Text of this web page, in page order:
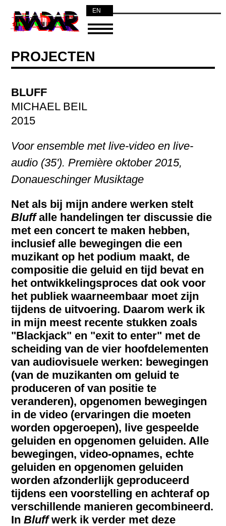
EN
PROJECTEN
BLUFF
MICHAEL BEIL
2015
Voor ensemble met live-video en live-
audio (35'). Première oktober 2015,
Donaueschinger Musiktage
Net als bij mijn andere werken stelt
Bluffalle handelingen ter discussie die
met een concert te maken hebben,
inclusief alle bewegingen die een
muzikant op het podium maakt, de
compositie die geluid en tijd bevat en
het ontwikkelingsproces dat ook voor
het publiek waarneembaar moet zijn
tijdens de uitvoering. Daarom werk ik
in mijn meest recente stukken zoals
"Blackjack" en "exit to enter" met de
scheiding van de vier hoofdelementen
van audiovisuele werken: bewegingen
(van de muzikanten om geluid te
produceren of van positie te
veranderen), opgenomen bewegingen
in de video (ervaringen die moeten
worden opgeroepen), live gespeelde
geluiden en opgenomen geluiden. Alle
bewegingen, video-opnames, echte
geluiden en opgenomen geluiden
worden afzonderlijk geproduceerd
tijdens een voorstelling en achteraf op
verschillende manieren gecombineerd.
InBluffwerk ik verder met deze